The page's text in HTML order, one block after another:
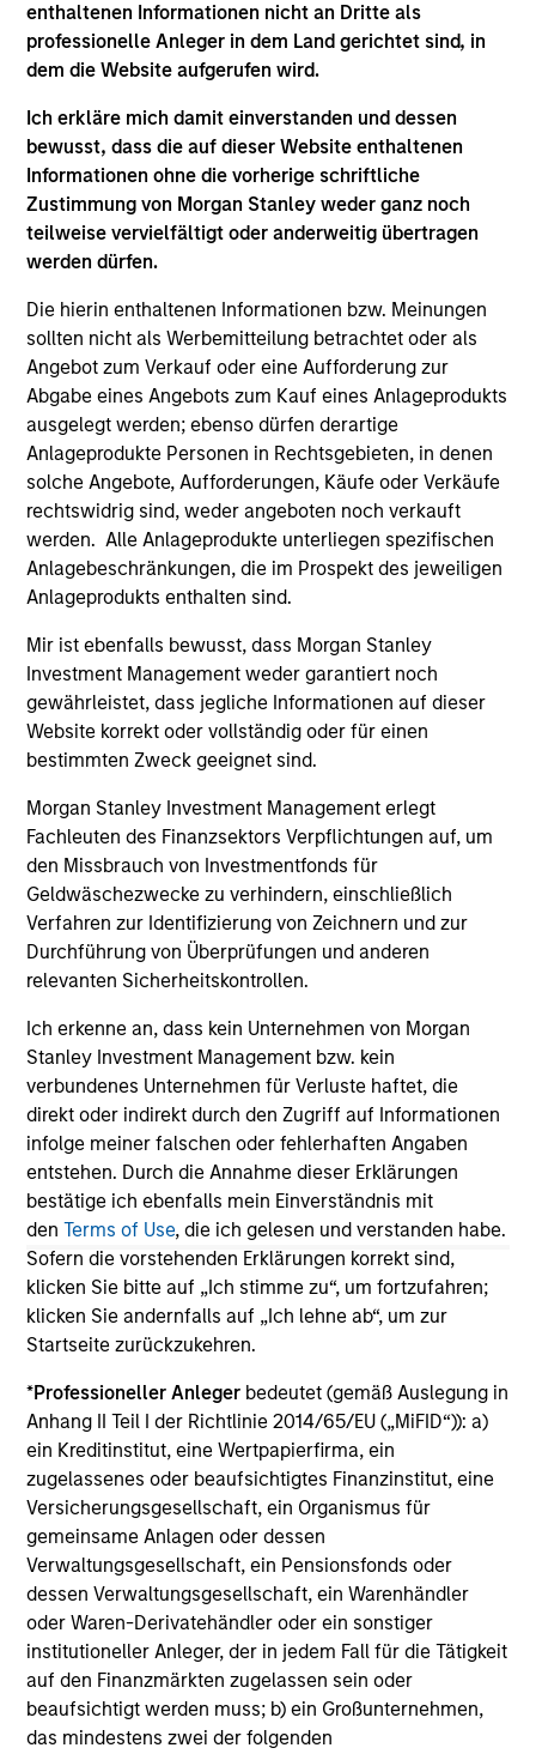
enthaltenen Informationen nicht an Dritte als
professionelle Anleger in dem Land gerichtet sind, in
dem die Website aufgerufen wird.
Ich erkläre mich damit einverstanden und dessen
bewusst, dass die auf dieser Website enthaltenen
Informationen ohne die vorherige schriftliche
Zustimmung von Morgan Stanley weder ganz noch
teilweise vervielfältigt oder anderweitig übertragen
werden dürfen.
Die hierin enthaltenen Informationen bzw. Meinungen
sollten nicht als Werbemitteilung betrachtet oder als
Angebot zum Verkauf oder eine Aufforderung zur
Abgabe eines Angebots zum Kauf eines Anlageprodukts
ausgelegt werden; ebenso dürfen derartige
Anlageprodukte Personen in Rechtsgebieten, in denen
solche Angebote, Aufforderungen, Käufe oder Verkäufe
rechtswidrig sind, weder angeboten noch verkauft
werden. Alle Anlageprodukte unterliegen spezifischen
Anlagebeschränkungen, die im Prospekt des jeweiligen
Anlageprodukts enthalten sind.
Mir ist ebenfalls bewusst, dass Morgan Stanley
Investment Management weder garantiert noch
gewährleistet, dass jegliche Informationen auf dieser
Website korrekt oder vollständig oder für einen
bestimmten Zweck geeignet sind.
Morgan Stanley Investment Management erlegt
Fachleuten des Finanzsektors Verpflichtungen auf, um
den Missbrauch von Investmentfonds für
Geldwäschezwecke zu verhindern, einschließlich
Verfahren zur Identifizierung von Zeichnern und zur
Durchführung von Überprüfungen und anderen
relevanten Sicherheitskontrollen.
Ich erkenne an, dass kein Unternehmen von Morgan
Stanley Investment Management bzw. kein
verbundenes Unternehmen für Verluste haftet, die
direkt oder indirekt durch den Zugriff auf Informationen
infolge meiner falschen oder fehlerhaften Angaben
entstehen. Durch die Annahme dieser Erklärungen
bestätige ich ebenfalls mein Einverständnis mit
denTerms of Use, die ich gelesen und verstanden habe.
Sofern die vorstehenden Erklärungen korrekt sind,
klicken Sie bitte auf „Ich stimme zu“, um fortzufahren;
klicken Sie andernfalls auf „Ich lehne ab“, um zur
Startseite zurückzukehren.
*Professioneller Anleger bedeutet (gemäß Auslegung in
Anhang II Teil I der Richtlinie 2014/65/EU („MiFID“)): a)
ein Kreditinstitut, eine Wertpapierfirma, ein
zugelassenes oder beaufsichtigtes Finanzinstitut, eine
Versicherungsgesellschaft, ein Organismus für
gemeinsame Anlagen oder dessen
Verwaltungsgesellschaft, ein Pensionsfonds oder
dessen Verwaltungsgesellschaft, ein Warenhändler
oder Waren-Derivatehändler oder ein sonstiger
institutioneller Anleger, der in jedem Fall für die Tätigkeit
auf den Finanzmärkten zugelassen sein oder
beaufsichtigt werden muss; b) ein Großunternehmen,
das mindestens zwei der folgenden
Emerging Markets Equity Team
Passport Overseas Equity Strategy
Core, integrated approach to global equity
investing through country/currency,
sector/thematic and stock decisions.
Team Insights
TALES FROM THE EMERGING WORLD
From Electric Vehicles to Humanoids:
China’s Next Manufacturing Leap
hardware, AI, manufacturing, real-world data
and customer integration. Longer-term value
may depend more on intelligence, software
and fleet learning. Jerry Pang and Rose Kim
examine how China’s humanoid robots are
beginning to move from televised spectacles
to manufacturing and commercial roles.
05-AUG-2026
May not represent all Team Members.
The information on this page is for informational
purposes only. The information contained herein does
not constitute and should not be construed as an
offering of advisory services or an offer to sell or a
solicitation of an offer to buy any securities in any
jurisdiction in which such offer or solicitation,
securities, insurance or other laws of such jurisdiction.
All investing involves risks, including a loss of principal.
Please refer to the strategy detail page for important
information on the strategy, including additional risk
considerations.